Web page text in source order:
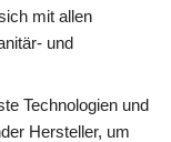
mit allen
und
Technologien und
Hersteller, um